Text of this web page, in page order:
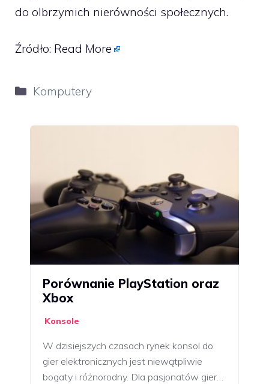
do olbrzymich nierówności społecznych.
Źródło: Read More
Kategorie
Komputery
Porównanie PlayStation oraz
Xbox
Konsole
W dzisiejszych czasach rynek konsol do
gier elektronicznych jest niewątpliwie
bogaty i różnorodny. Dla pasjonatów gier…